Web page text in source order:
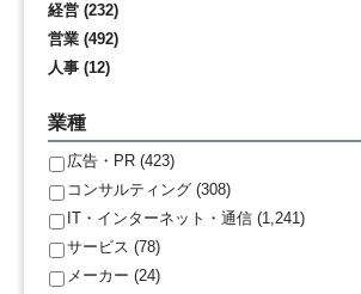
経営 (232)
営業 (492)
人事 (12)
業種
広告・PR (423)
コンサルティング (308)
IT・インターネット・通信 (1,241)
サービス (78)
メーカー (24)